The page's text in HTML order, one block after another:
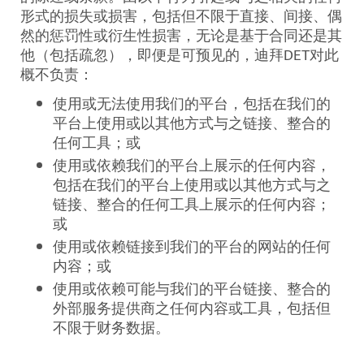
形式的损失或损害，包括但不限于直接、间接、偶
然的惩罚性或衍生性损害，无论是基于合同还是其
他（包括疏忽），即便是可预见的，迪拜DET对此
概不负责：
使用或无法使用我们的平台，包括在我们的
平台上使用或以其他方式与之链接、整合的
任何工具；或
使用或依赖我们的平台上展示的任何内容，
包括在我们的平台上使用或以其他方式与之
链接、整合的任何工具上展示的任何内容；
或
使用或依赖链接到我们的平台的网站的任何
内容；或
使用或依赖可能与我们的平台链接、整合的
外部服务提供商之任何内容或工具，包括但
不限于财务数据。